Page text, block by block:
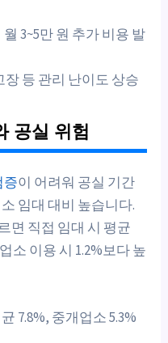
3~5만 원 추가 비용 발
등 관리 난이도 상승
공실 위험
증이 어려워 공실 기간
임대 대비 높습니다.
면 직접 임대 시 평균
소 이용 시 1.2%보다 높
7.8%, 중개업소 5.3%